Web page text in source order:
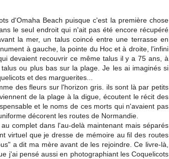
d'Omaha Beach puisque c'est la première chose
le seul endroit qui n'ait pas été encore récupéré
la mer, un talus coincé entre une terrasse en
à gauche, la pointe du Hoc et à droite, l'infini
devaient recouvrir ce même talus il y a 75 ans, à
ou plus bas sur la plage. Je les ai imaginés si
et des marguerites...
des fleurs sur l'horizon gris. ils sont là par petits
de la plage à la digue, écoutent le récit des
et le noms de ces morts qui n'avaient pas
décorent les routes de Normandie.
complet dans l'au-delà maintenant mais séparés
virtuel que je dresse de mémoire au fil des routes
a dit ma mère avant de les rejoindre. Ce livre-là,
j'ai pensé aussi en photographiant les Coquelicots